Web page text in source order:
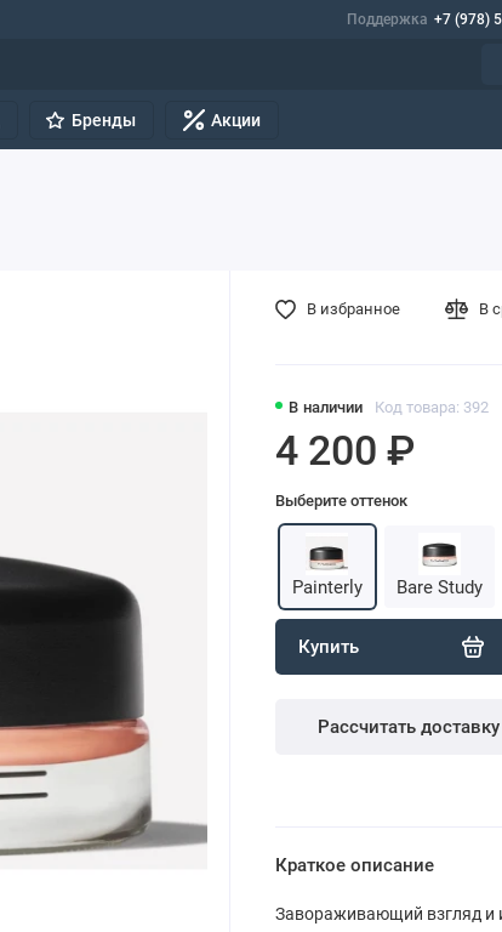
Поддержка +7 (978)
Бренды Акции
В наличии Код товара: 392
4 200 ₽
Выберите оттенок
Painterly Bare Study
Купить
Рассчитать доставку
В избранное В
Краткое описание
Завораживающий взгляд и